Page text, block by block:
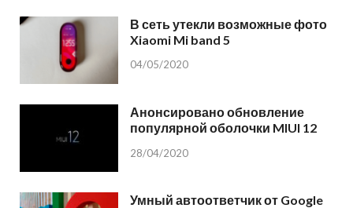
В сеть утекли возможные фото
Xiaomi Mi band 5
04/05/2020
Анонсировано обновление
популярной оболочки MIUI 12
28/04/2020
Умный автоответчик от Google